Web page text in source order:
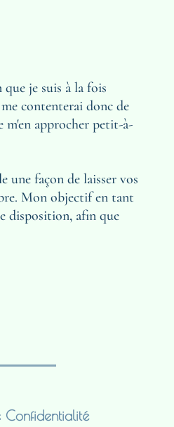
je suis à la fois
contenterai donc de
m'en approcher petit-à-
une façon de laisser vos
Mon objectif en tant
disposition, afin que
Confidentialité